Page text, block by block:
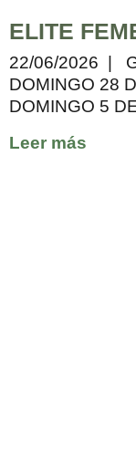
ELITE
22/06/2026 |
DOMINGO 28
DOMINGO 5
Leer más